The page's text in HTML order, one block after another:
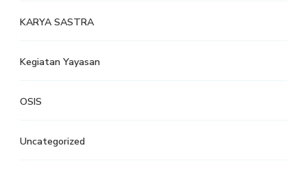
KARYA SASTRA
Kegiatan Yayasan
OSIS
Uncategorized